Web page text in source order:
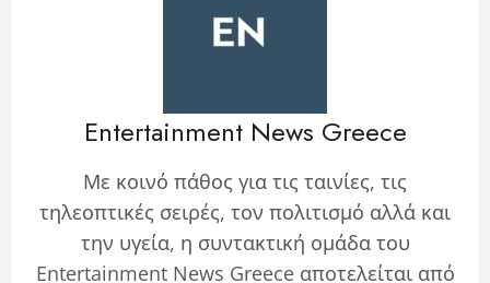
Entertainment News Greece
Με κοινό πάθος για τις ταινίες, τις
τηλεοπτικές σειρές, τον πολιτισμό αλλά και
την υγεία, η συντακτική ομάδα του
Entertainment News Greece αποτελείται από